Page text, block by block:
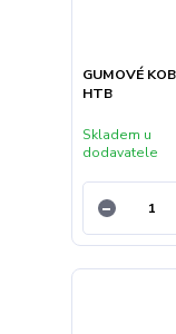
GUMOVÉ
HTB
Skladem u
dodavatele